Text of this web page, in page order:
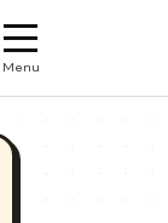
Menu